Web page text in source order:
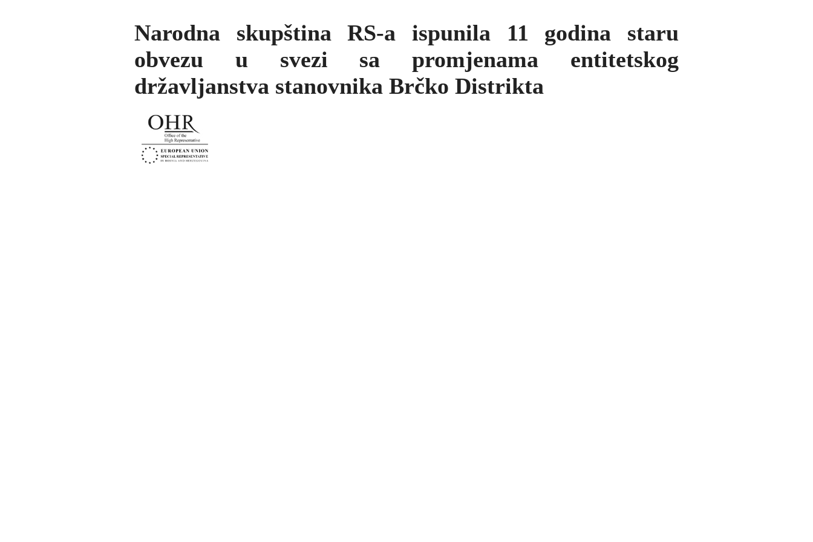
Narodna skupština RS-a ispunila 11 godina staru
obvezu u svezi sa promjenama entitetskog
državljanstva stanovnika Brčko Distrikta